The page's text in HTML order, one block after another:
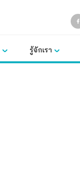
รู้จักเรา